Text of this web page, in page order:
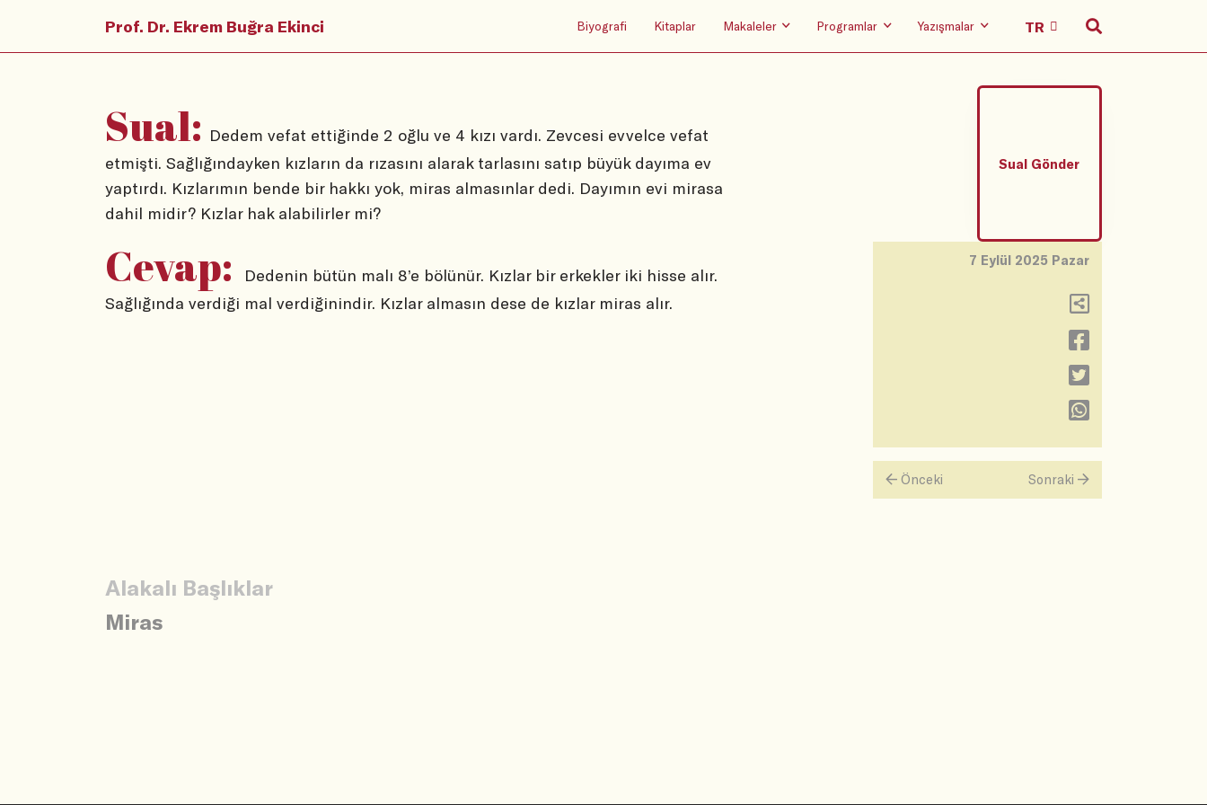
Prof. Dr. Ekrem Buğra Ekinci Biyografi Kitaplar Makaleler Programlar Yazışmalar
Sual: Dedem vefat ettiğinde 2 oğlu ve 4 kızı vardı. Zevcesi evvelce vefat
etmişti. Sağlığındayken kızların da rızasını alarak tarlasını satıp büyük dayıma ev
yaptırdı. Kızlarımın bende bir hakkı yok, miras almasınlar dedi. Dayımın evi mirasa
dahil midir? Kızlar hak alabilirler mi?
Sual Gönder
Cevap:
Dedenin bütün malı 8’e bölünür. Kızlar bir erkekler iki hisse alır.
Sağlığında verdiği mal verdiğinindir. Kızlar almasın dese de kızlar miras alır.
7 Eylül 2025 Pazar
Önceki Sonraki
Alakalı Başlıklar
Miras